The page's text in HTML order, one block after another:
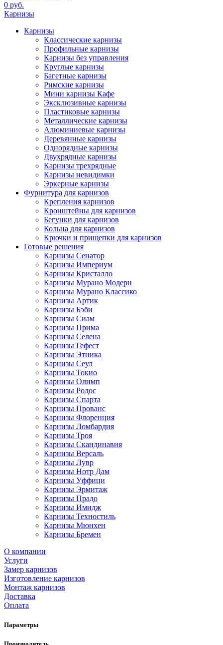
0 руб.
Карнизы
Карнизы
Классические карнизы
Профильные карнизы
Карнизы без управления
Круглые карнизы
Багетные карнизы
Римские карнизы
Мини карнизы Кафе
Эксклюзивные карнизы
Пластиковые карнизы
Металлические карнизы
Алюминиевые карнизы
Деревянные карнизы
Однорядные карнизы
Двухрядные карнизы
Карнизы трехрядные
Карнизы невидимки
Эркерные карнизы
Фурнитура для карнизов
Крепления карнизов
Кронштейны для карнизов
Бегунки для карнизов
Кольца для карнизов
Крючки и прищепки для карнизов
Готовые решения
Карнизы Сенатор
Карнизы Империум
Карнизы Кристалло
Карнизы Мурано Модерн
Карнизы Мурано Классико
Карнизы Артик
Карнизы Бэби
Карнизы Сиам
Карнизы Прима
Карнизы Селена
Карнизы Гефест
Карнизы Этника
Карнизы Сеул
Карнизы Токио
Карнизы Олимп
Карнизы Родос
Карнизы Спарта
Карнизы Прованс
Карнизы Флоренция
Карнизы Ломбардия
Карнизы Троя
Карнизы Скандинавия
Карнизы Версаль
Карнизы Лувр
Карнизы Нотр Дам
Карнизы Уффици
Карнизы Эрмитаж
Карнизы Прадо
Карнизы Имидж
Карнизы Техностиль
Карнизы Мюнхен
Карнизы Бремен
О компании
Услуги
Замер карнизов
Изготовление карнизов
Монтаж карнизов
Доставка
Оплата
Параметры